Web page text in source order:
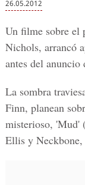
26.05.2012
Un filme sobre el
Nichols, arrancó
antes del anuncio
La sombra
Finn, planean
misterioso, 'Mud'
Ellis y